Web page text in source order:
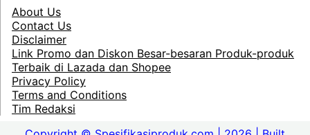
About Us
Contact Us
Disclaimer
Link Promo dan Diskon Besar-besaran Produk-produk
Terbaik di Lazada dan Shopee
Privacy Policy
Terms and Conditions
Tim Redaksi